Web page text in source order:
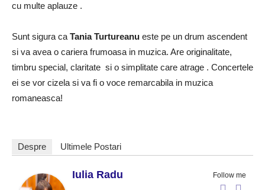
cu multe aplauze .
Sunt sigura ca Tania Turtureanu este pe un drum ascendent
si va avea o cariera frumoasa in muzica. Are originalitate,
timbru special, claritate si o simplitate care atrage . Concertele
ei se vor cizela si va fi o voce remarcabila in muzica
romaneasca!
Despre Ultimele Postari
Follow me
Iulia Radu